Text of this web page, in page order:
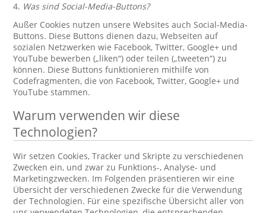
4. Was sind Social-Media-Buttons?
Außer Cookies nutzen unsere Websites auch Social-Media-
Buttons. Diese Buttons dienen dazu, Webseiten auf
sozialen Netzwerken wie Facebook, Twitter, Google+ und
YouTube bewerben („liken“) oder teilen („tweeten“) zu
können. Diese Buttons funktionieren mithilfe von
Codefragmenten, die von Facebook, Twitter, Google+ und
YouTube stammen.
Warum verwenden wir diese
Technologien?
Wir setzen Cookies, Tracker und Skripte zu verschiedenen
Zwecken ein, und zwar zu Funktions-, Analyse- und
Marketingzwecken. Im Folgenden präsentieren wir eine
Übersicht der verschiedenen Zwecke für die Verwendung
der Technologien. Für eine spezifische Übersicht aller von